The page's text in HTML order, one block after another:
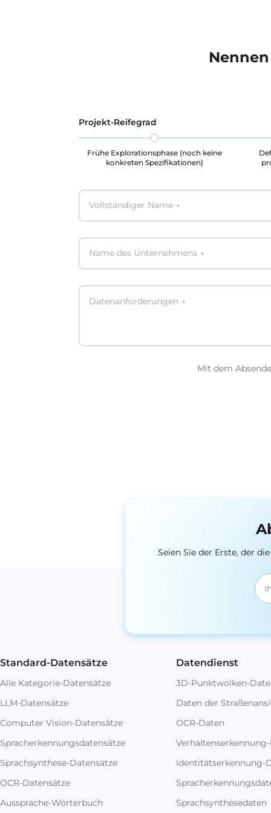
Projekt-Reifegrad
Frühe Explorationsphase (noch keine
konkreten Spezifikationen)
Vollständiger Name *
Name des Unternehmens *
Datenanforderungen *
Mit dem
Seien Sie der Erste, der
Standard-Datensätze
Alle Kategorie-Datensätze
LLM-Datensätze
Computer Vision-Datensätze
Spracherkennungsdatensätze
Sprachsynthese-Datensätze
OCR-Datensätze
Aussprache-Wörterbuch
Datendienst
3D-Punktwolken-
Daten der
OCR-Daten
Identitätserkennung-
Sprachsynthesedaten